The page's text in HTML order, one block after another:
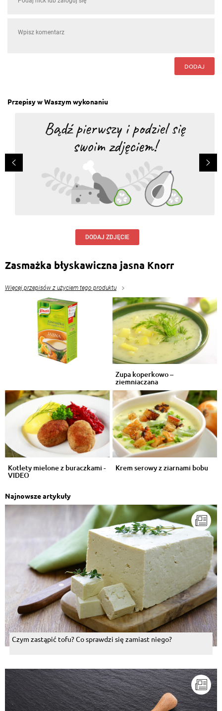
DODAJ
Przepisy w Waszym wykonaniu
DODAJ ZDJĘCIE
Zasmażka błyskawiczna jasna Knorr
Więcej przepisów z użyciem tego produktu
Zupa koperkowo –
ziemniaczana
Kotlety mielone z buraczkami -
VIDEO
Krem serowy z ziarnami bobu
Najnowsze artykuły
Czym zastąpić tofu? Co sprawdzi się zamiast niego?